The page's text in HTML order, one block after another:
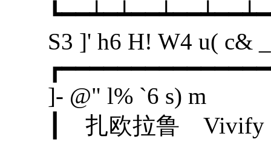
S3 ]' h6 H! W4 u( c& _
]- @" l% `6 s) m
┃ 扎欧拉鲁